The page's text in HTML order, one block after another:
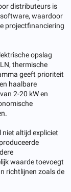
distributeurs is
waardoor
projectfinanciering
opslag
thermische
geeft prioriteit
haalbare
2-20 kW en
niet altijd expliciet
waarde toevoegt
richtlijnen zoals de